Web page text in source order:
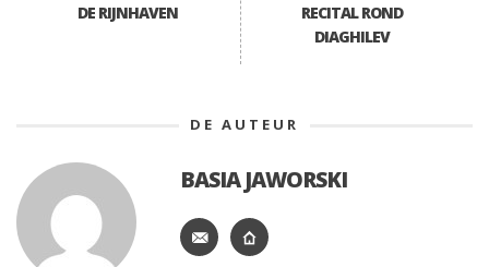
DE RIJNHAVEN
RECITAL ROND
DIAGHILEV
DE AUTEUR
BASIA JAWORSKI